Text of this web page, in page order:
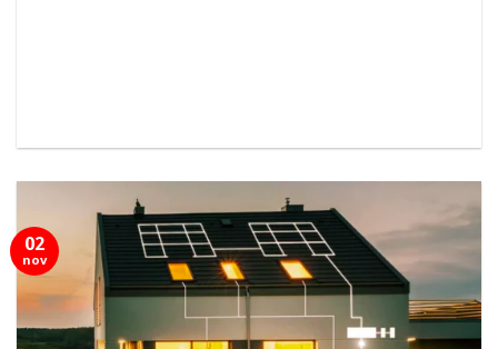
02
nov